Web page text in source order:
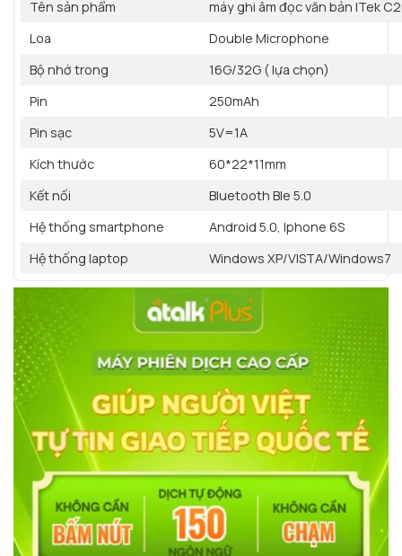
Tên sản phẩm
máy ghi âm đọc văn bản ITek
Loa
Double Microphone
Bộ nhớ trong
16G/32G ( lựa chọn)
Pin
250mAh
Pin sạc
5V=1A
Kích thước
60*22*11mm
Kết nối
Bluetooth Ble 5.0
Hệ thống smartphone
Android 5.0, Iphone 6S
Hệ thống laptop
Windows XP/VISTA/Windows7